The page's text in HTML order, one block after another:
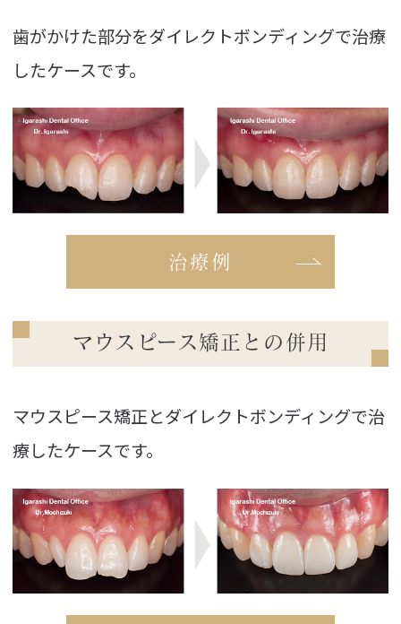
歯がかけた部分をダイレクトボンディングで治療
したケースです。
治療例
マウスピース矯正との併用
マウスピース矯正とダイレクトボンディングで治
療したケースです。